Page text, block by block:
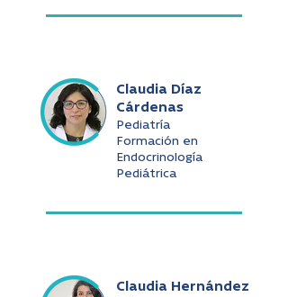
Claudia Díaz
Cárdenas
Pediatría
Formación en
Endocrinología
Pediátrica
Claudia Hernández